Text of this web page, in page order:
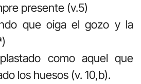
presente (v.5)
que oiga el gozo y la
como aquel que
los huesos (v. 10,b).